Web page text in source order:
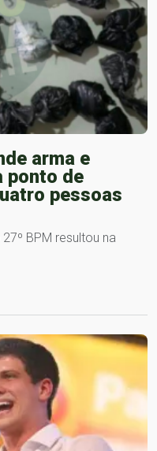
arma e
ponto de
pessoas
BPM resultou na